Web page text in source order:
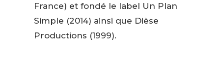
France) et fondé le label Un Plan
Simple (2014) ainsi que Dièse
Productions (1999).